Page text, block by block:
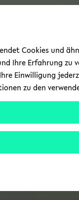
Cookies und
Ihre Erfahrung zu
Einwilligung
zu den